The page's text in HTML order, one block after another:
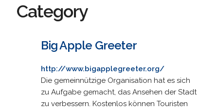
Category
Big Apple Greeter
http://www.bigapplegreeter.org/
Die gemeinnützige Organisation hat es sich
zu Aufgabe gemacht, das Ansehen der Stadt
zu verbessern. Kostenlos können Touristen